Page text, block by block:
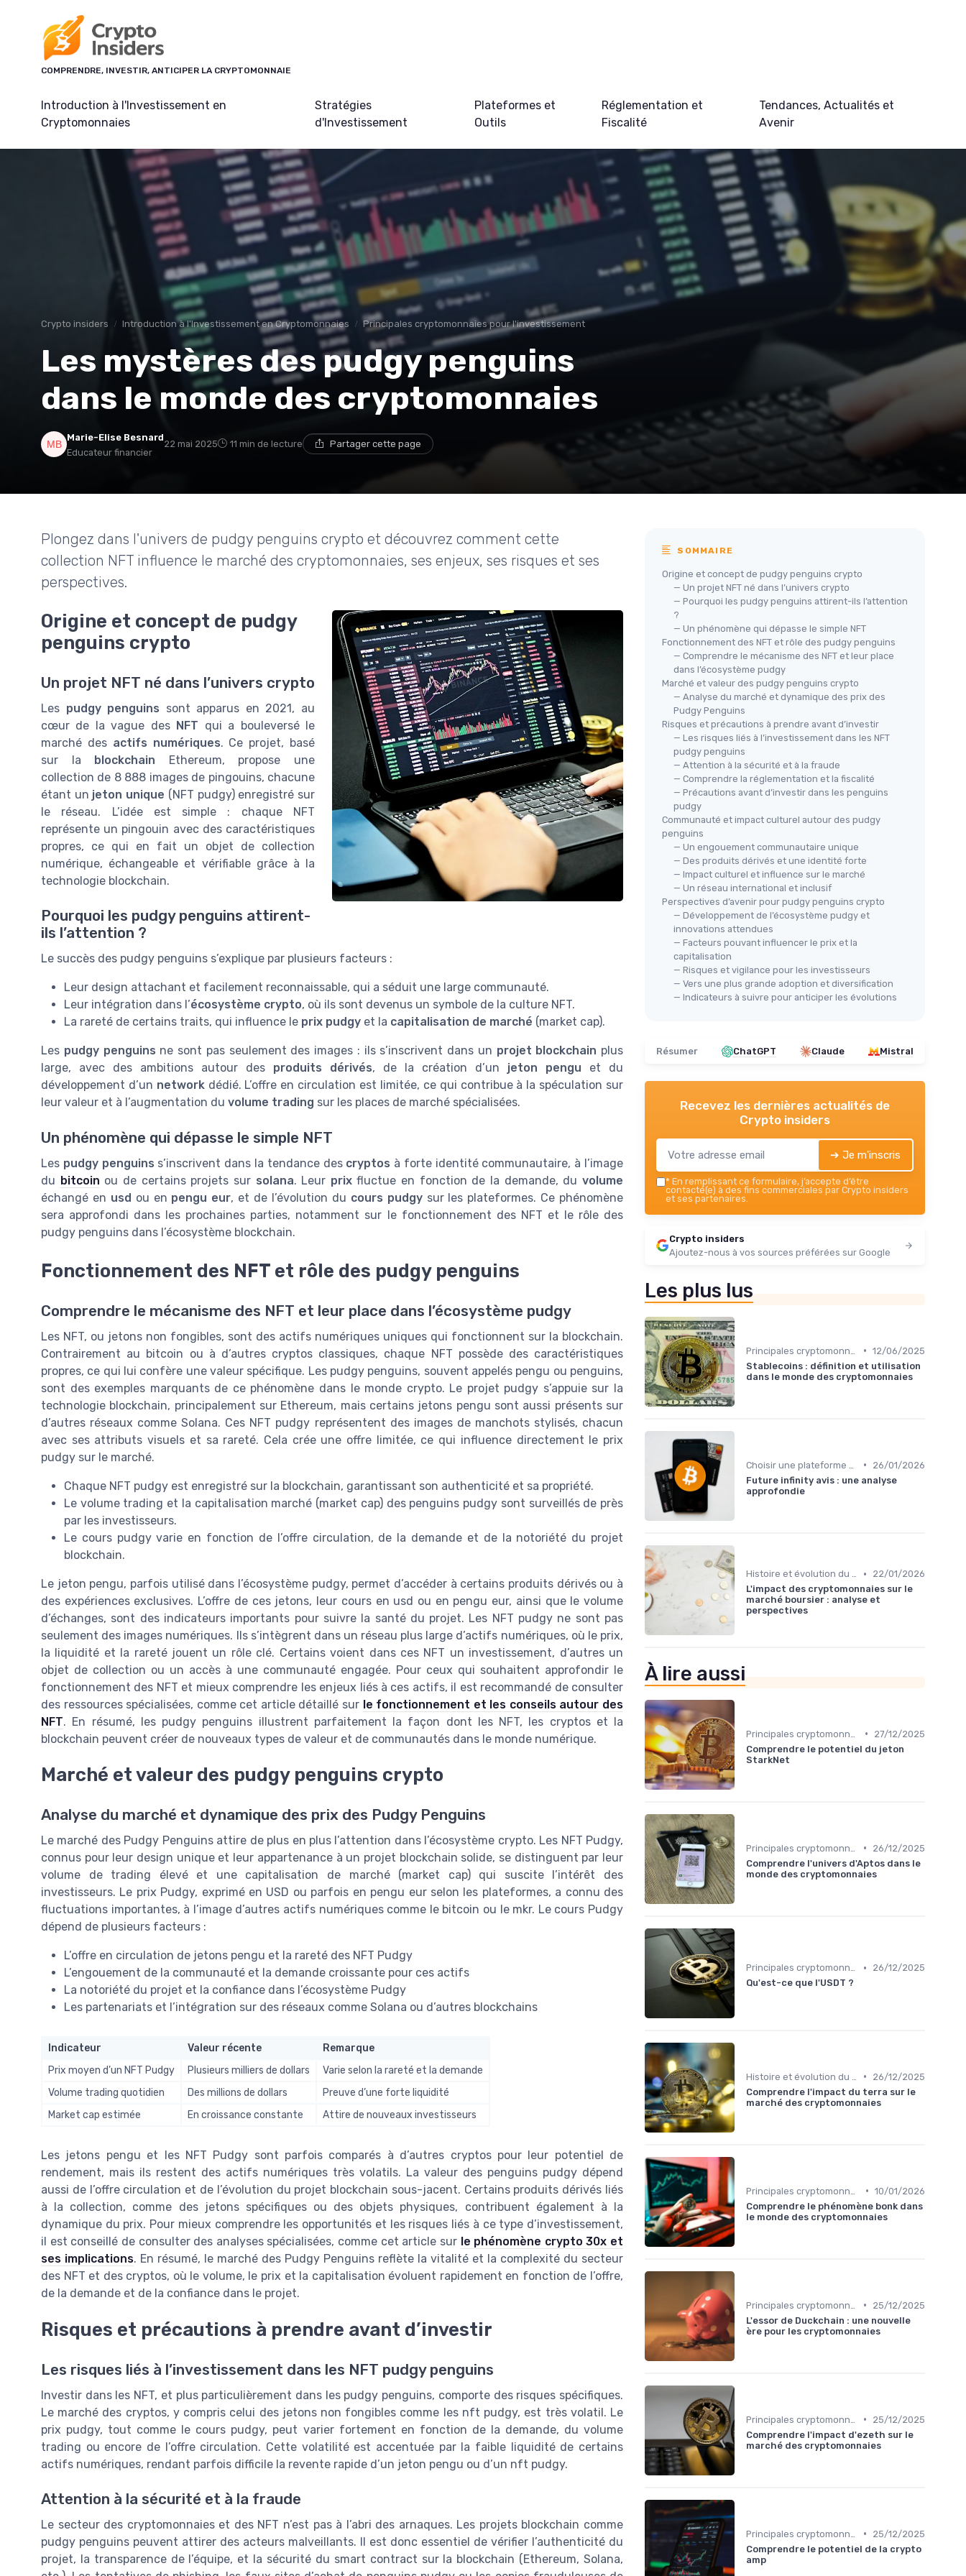
COMPRENDRE, INVESTIR, ANTICIPER LA CRYPTOMONNAIE
Introduction à l'Investissement en
Cryptomonnaies
Stratégies
d'Investissement
Plateformes et
Outils
Réglementation et
Fiscalité
Tendances, Actualités et
Avenir
Crypto insiders Introduction à l'Investissement en Cryptomonnaies Principales cryptomonnaies pour l'investissement
Les mystères des pudgy penguins
dans le monde des cryptomonnaies
Marie-Elise Besnard
Educateur financier
22 mai 2025 11 min de lecture Partager cette page
Plongez dans l'univers de pudgy penguins crypto et découvrez comment cette
collection NFT influence le marché des cryptomonnaies, ses enjeux, ses risques et ses
perspectives.
Origine et concept de pudgy
penguins crypto
Un projet NFT né dans l’univers crypto
Les pudgy penguins sont apparus en 2021, au
cœur de la vague des NFT qui a bouleversé le
marché des actifs numériques. Ce projet, basé
sur la blockchain Ethereum, propose une
collection de 8 888 images de pingouins, chacune
étant un jeton unique (NFT pudgy) enregistré sur
le réseau. L’idée est simple : chaque NFT
représente un pingouin avec des caractéristiques
propres, ce qui en fait un objet de collection
numérique, échangeable et vérifiable grâce à la
technologie blockchain.
Pourquoi les pudgy penguins attirent-
ils l’attention ?
Le succès des pudgy penguins s’explique par plusieurs facteurs :
Leur design attachant et facilement reconnaissable, qui a séduit une large communauté.
Leur intégration dans l’écosystème crypto, où ils sont devenus un symbole de la culture NFT.
La rareté de certains traits, qui influence le prix pudgy et la capitalisation de marché (market cap).
Les pudgy penguins ne sont pas seulement des images : ils s’inscrivent dans un projet blockchain plus
large, avec des ambitions autour des produits dérivés, de la création d’un jeton pengu et du
développement d’un networkdédié. L’offre en circulation est limitée, ce qui contribue à la spéculation sur
leur valeur et à l’augmentation du volume trading sur les places de marché spécialisées.
Un phénomène qui dépasse le simple NFT
Les pudgy penguins s’inscrivent dans la tendance des cryptos à forte identité communautaire, à l’image
du bitcoin ou de certains projets sur solana. Leur prixfluctue en fonction de la demande, duvolume
échangé en usd ou en pengu eur, et de l’évolution du cours pudgysur les plateformes. Ce phénomène
sera approfondi dans les prochaines parties, notamment sur le fonctionnement des NFT et le rôle des
pudgy penguins dans l’écosystème blockchain.
Fonctionnement des NFT et rôle des pudgy penguins
Comprendre le mécanisme des NFT et leur place dans l’écosystème pudgy
Les NFT, ou jetons non fongibles, sont des actifs numériques uniques qui fonctionnent sur la blockchain.
Contrairement au bitcoin ou à d’autres cryptos classiques, chaque NFT possède des caractéristiques
propres, ce qui lui confère une valeur spécifique. Les pudgy penguins, souvent appelés pengu ou penguins,
sont des exemples marquants de ce phénomène dans le monde crypto. Le projet pudgy s’appuie sur la
technologie blockchain, principalement sur Ethereum, mais certains jetons pengu sont aussi présents sur
d’autres réseaux comme Solana. Ces NFT pudgy représentent des images de manchots stylisés, chacun
avec ses attributs visuels et sa rareté. Cela crée une offre limitée, ce qui influence directement le prix
pudgy sur le marché.
Chaque NFT pudgy est enregistré sur la blockchain, garantissant son authenticité et sa propriété.
Le volume trading et la capitalisation marché (market cap) des penguins pudgy sont surveillés de près
par les investisseurs.
Le cours pudgy varie en fonction de l’offre circulation, de la demande et de la notoriété du projet
blockchain.
Le jeton pengu, parfois utilisé dans l’écosystème pudgy, permet d’accéder à certains produits dérivés ou à
des expériences exclusives. L’offre de ces jetons, leur cours en usd ou en pengu eur, ainsi que le volume
d’échanges, sont des indicateurs importants pour suivre la santé du projet. Les NFT pudgy ne sont pas
seulement des images numériques. Ils s’intègrent dans un réseau plus large d’actifs numériques, où le prix,
la liquidité et la rareté jouent un rôle clé. Certains voient dans ces NFT un investissement, d’autres un
objet de collection ou un accès à une communauté engagée. Pour ceux qui souhaitent approfondir le
fonctionnement des NFT et mieux comprendre les enjeux liés à ces actifs, il est recommandé de consulter
des ressources spécialisées, comme cet article détaillé sur le fonctionnement et les conseils autour des
NFT. En résumé, les pudgy penguins illustrent parfaitement la façon dont les NFT, les cryptos et la
blockchain peuvent créer de nouveaux types de valeur et de communautés dans le monde numérique.
Marché et valeur des pudgy penguins crypto
Analyse du marché et dynamique des prix des Pudgy Penguins
Le marché des Pudgy Penguins attire de plus en plus l’attention dans l’écosystème crypto. Les NFT Pudgy,
connus pour leur design unique et leur appartenance à un projet blockchain solide, se distinguent par leur
volume de trading élevé et une capitalisation de marché (market cap) qui suscite l’intérêt des
investisseurs. Le prix Pudgy, exprimé en USD ou parfois en pengu eur selon les plateformes, a connu des
fluctuations importantes, à l’image d’autres actifs numériques comme le bitcoin ou le mkr. Le cours Pudgy
dépend de plusieurs facteurs :
L’offre en circulation de jetons pengu et la rareté des NFT Pudgy
L’engouement de la communauté et la demande croissante pour ces actifs
La notoriété du projet et la confiance dans l’écosystème Pudgy
Les partenariats et l’intégration sur des réseaux comme Solana ou d’autres blockchains
Indicateur Valeur récente
Remarque
Prix moyen d’un NFT Pudgy
Plusieurs milliers de dollars
Varie selon la rareté et la demande
Volume trading quotidien
Des millions de dollars
Preuve d’une forte liquidité
Market cap estimée
En croissance constante Attire de nouveaux investisseurs
Les jetons pengu et les NFT Pudgy sont parfois comparés à d’autres cryptos pour leur potentiel de
rendement, mais ils restent des actifs numériques très volatils. La valeur des penguins pudgy dépend
aussi de l’offre circulation et de l’évolution du projet blockchain sous-jacent. Certains produits dérivés liés
à la collection, comme des jetons spécifiques ou des objets physiques, contribuent également à la
dynamique du prix. Pour mieux comprendre les opportunités et les risques liés à ce type d’investissement,
il est conseillé de consulter des analyses spécialisées, comme cet article sur le phénomène crypto 30x et
ses implications. En résumé, le marché des Pudgy Penguins reflète la vitalité et la complexité du secteur
des NFT et des cryptos, où le volume, le prix et la capitalisation évoluent rapidement en fonction de l’offre,
de la demande et de la confiance dans le projet.
Risques et précautions à prendre avant d’investir
Les risques liés à l’investissement dans les NFT pudgy penguins
Investir dans les NFT, et plus particulièrement dans les pudgy penguins, comporte des risques spécifiques.
Le marché des cryptos, y compris celui des jetons non fongibles comme les nft pudgy, est très volatil. Le
prix pudgy, tout comme le cours pudgy, peut varier fortement en fonction de la demande, du volume
trading ou encore de l’offre circulation. Cette volatilité est accentuée par la faible liquidité de certains
actifs numériques, rendant parfois difficile la revente rapide d’un jeton pengu ou d’un nft pudgy.
Attention à la sécurité et à la fraude
Le secteur des cryptomonnaies et des NFT n’est pas à l’abri des arnaques. Les projets blockchain comme
pudgy penguins peuvent attirer des acteurs malveillants. Il est donc essentiel de vérifier l’authenticité du
projet, la transparence de l’équipe, et la sécurité du smart contract sur la blockchain (Ethereum, Solana,
SOMMAIRE
Origine et concept de pudgy penguins crypto
— Un projet NFT né dans l’univers crypto
— Pourquoi les pudgy penguins attirent-ils l’attention
?
— Un phénomène qui dépasse le simple NFT
Fonctionnement des NFT et rôle des pudgy penguins
— Comprendre le mécanisme des NFT et leur place
dans l’écosystème pudgy
Marché et valeur des pudgy penguins crypto
— Analyse du marché et dynamique des prix des
Pudgy Penguins
Risques et précautions à prendre avant d’investir
— Les risques liés à l’investissement dans les NFT
pudgy penguins
— Attention à la sécurité et à la fraude
— Comprendre la réglementation et la fiscalité
— Précautions avant d’investir dans les penguins
pudgy
Communauté et impact culturel autour des pudgy
penguins
— Un engouement communautaire unique
— Des produits dérivés et une identité forte
— Impact culturel et influence sur le marché
— Un réseau international et inclusif
Perspectives d’avenir pour pudgy penguins crypto
— Développement de l’écosystème pudgy et
innovations attendues
— Facteurs pouvant influencer le prix et la
capitalisation
— Risques et vigilance pour les investisseurs
— Vers une plus grande adoption et diversification
— Indicateurs à suivre pour anticiper les évolutions
Résumer ChatGPT Claude Mistral
Recevez les dernières actualités de
Crypto insiders
➔ Je m'inscris
* En remplissant ce formulaire, j’accepte d’être
contacté(e) à des fins commerciales par Crypto insiders
et ses partenaires.
Crypto insiders
Ajoutez-nous à vos sources préférées sur Google
Les plus lus
• 12/06/2025
Stablecoins : définition et utilisation
dans le monde des cryptomonnaies
•
26/01/2026
Future infinity avis : une analyse
approfondie
Histoire et évolution du marché des cryptos •
22/01/2026
L'impact des cryptomonnaies sur le
marché boursier : analyse et
perspectives
À lire aussi
•
27/12/2025
Comprendre le potentiel du jeton
StarkNet
•
26/12/2025
Comprendre l'univers d'Aptos dans le
monde des cryptomonnaies
Principales cryptomonnaies pour l'investissement •
26/12/2025
Qu'est-ce que l'USDT ?
•
26/12/2025
Comprendre l'impact du terra sur le
marché des cryptomonnaies
• 10/01/2026
Comprendre le phénomène bonk dans
le monde des cryptomonnaies
•
25/12/2025
L'essor de Duckchain : une nouvelle
ère pour les cryptomonnaies
•
25/12/2025
Comprendre l'impact d'ezeth sur le
marché des cryptomonnaies
•
25/12/2025
Comprendre le potentiel de la crypto
amp